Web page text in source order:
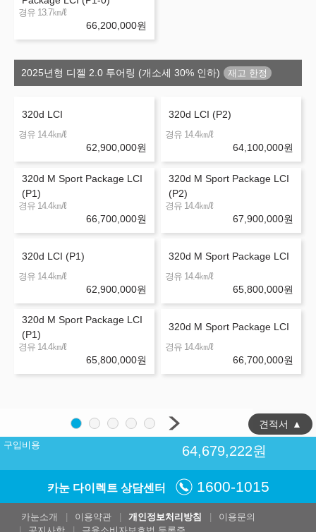
경유 13.7㎞/ℓ
66,200,000원
2025년형 디젤 2.0 투어링 (개소세 30% 인하)
320d LCI
경유 14.4㎞/ℓ
62,900,000원
320d LCI (P2)
경유 14.4㎞/ℓ
64,100,000원
320d M Sport Package LCI
(P1)
경유 14.4㎞/ℓ
66,700,000원
320d M Sport Package LCI
(P2)
경유 14.4㎞/ℓ
67,900,000원
320d LCI (P1)
경유 14.4㎞/ℓ
62,900,000원
320d M Sport Package LCI
경유 14.4㎞/ℓ
65,800,000원
320d M Sport Package LCI
(P1)
경유 14.4㎞/ℓ
65,800,000원
320d M Sport Package LCI
경유 14.4㎞/ℓ
66,700,000원
구입비용 64,679,222원
견적서 ▲
카눈 다이렉트 상담센터 1600-1015
카눈소개 이용약관 개인정보처리방침
이용문의